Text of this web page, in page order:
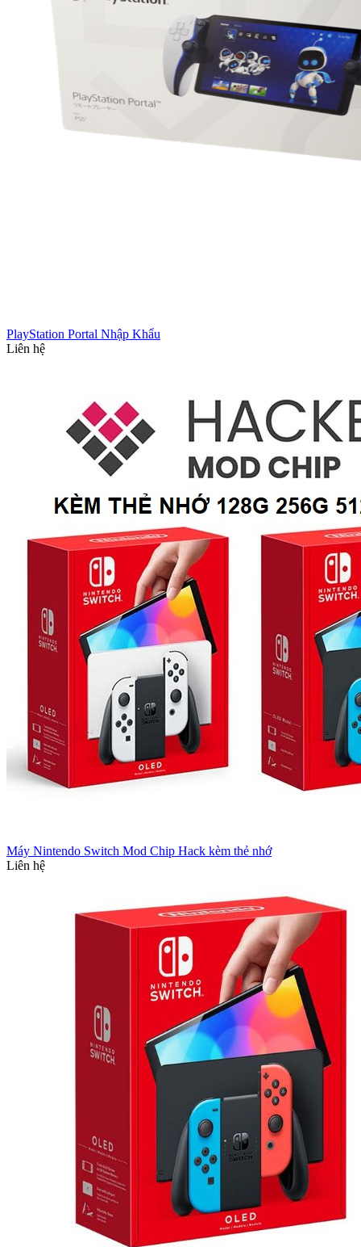
PlayStation Portal Nhập Khẩu
Liên hệ
Máy Nintendo Switch Mod Chip Hack kèm thẻ nhớ
Liên hệ